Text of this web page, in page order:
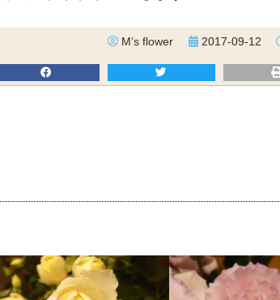
M’s flower 2017-09-12